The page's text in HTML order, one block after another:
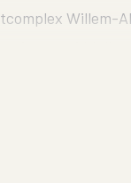
Willem-